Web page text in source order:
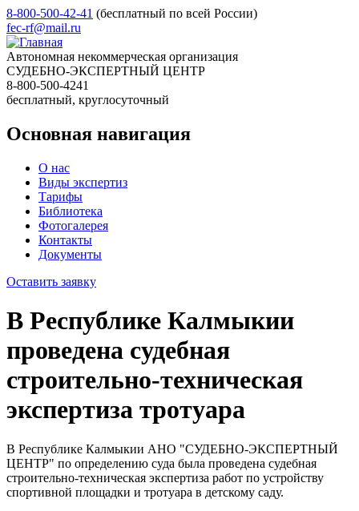
8-800-500-42-41 (бесплатный по всей России)
fec-rf@mail.ru
Автономная некоммерческая организация
СУДЕБНО-ЭКСПЕРТНЫЙ ЦЕНТР
8-800-500-4241
бесплатный, круглосуточный
Основная навигация
О нас
Виды экспертиз
Тарифы
Библиотека
Фотогалерея
Контакты
Документы
Оставить заявку
В Республике Калмыкии
проведена судебная
строительно-техническая
экспертиза тротуара
В Республике Калмыкии АНО "СУДЕБНО-ЭКСПЕРТНЫЙ
ЦЕНТР" по определению суда была проведена судебная
строительно-техническая экспертиза работ по устройству
спортивной площадки и тротуара в детскому саду.